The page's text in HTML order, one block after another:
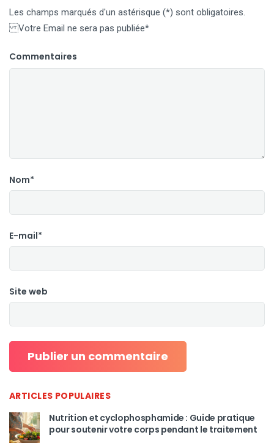
Les champs marqués d'un astérisque (*) sont obligatoires.
Votre Email ne sera pas publiée*
Commentaires
Nom*
E-mail*
Site web
ARTICLES POPULAIRES
Nutrition et cyclophosphamide : Guide pratique
pour soutenir votre corps pendant le traitement